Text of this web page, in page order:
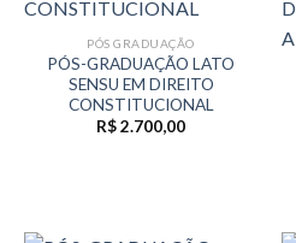
PÓS GRADUAÇÃO
PÓS-GRADUAÇÃO LATO
SENSU EM DIREITO
CONSTITUCIONAL
R$2.700,00